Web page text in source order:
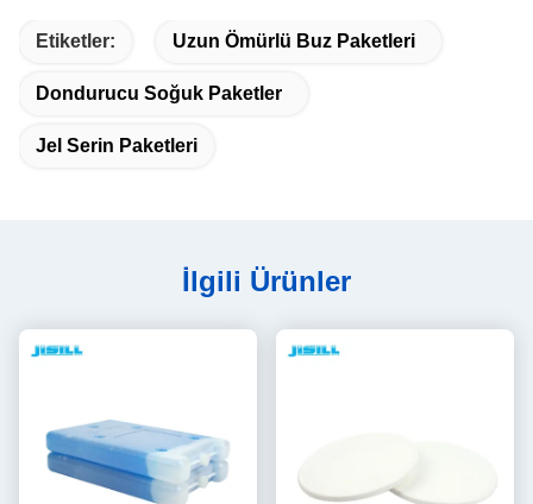
Etiketler: Uzun Ömürlü Buz Paketleri
Dondurucu Soğuk Paketler
Jel Serin Paketleri
İlgili Ürünler